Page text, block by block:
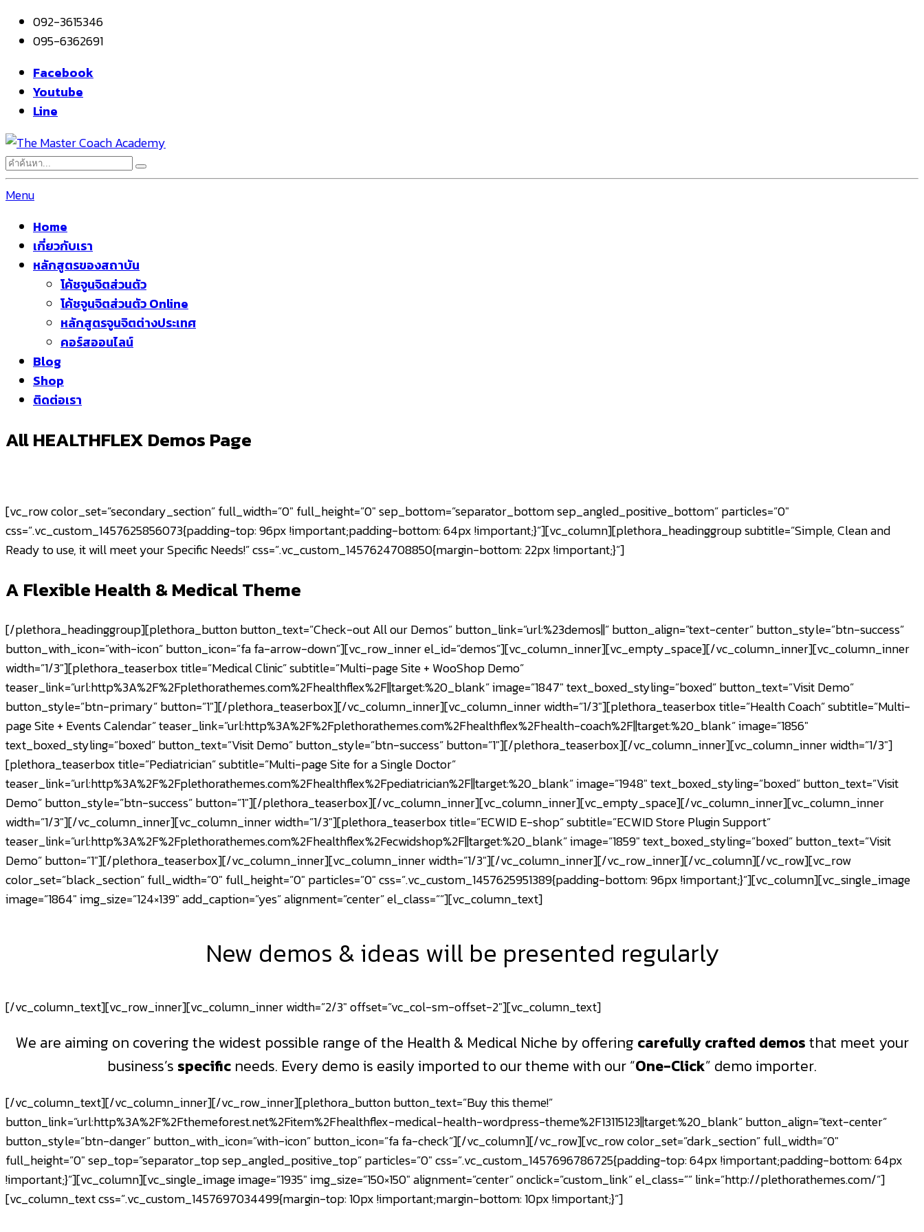
092-3615346
095-6362691
Facebook
Youtube
Line
Menu
Home
เกี่ยวกับเรา
หลักสูตรของสถาบัน
โค้ชจูนจิตส่วนตัว
โค้ชจูนจิตส่วนตัว Online
หลักสูตรจูนจิตต่างประเทศ
คอร์สออนไลน์
Blog
Shop
ติดต่อเรา
All HEALTHFLEX Demos Page
[vc_row color_set=”secondary_section” full_width=”0″ full_height=”0″ sep_bottom=”separator_bottom sep_angled_positive_bottom” particles=”0″
css=”.vc_custom_1457625856073{padding-top: 96px !important;padding-bottom: 64px !important;}”][vc_column][plethora_headinggroup subtitle=”Simple, Clean and
Ready to use, it will meet your Specific Needs!” css=”.vc_custom_1457624708850{margin-bottom: 22px !important;}”]
A Flexible Health & Medical Theme
[/plethora_headinggroup][plethora_button button_text=”Check-out All our Demos” button_link=”url:%23demos||” button_align=”text-center” button_style=”btn-success”
button_with_icon=”with-icon” button_icon=”fa fa-arrow-down”][vc_row_inner el_id=”demos”][vc_column_inner][vc_empty_space][/vc_column_inner][vc_column_inner
width=”1/3″][plethora_teaserbox title=”Medical Clinic” subtitle=”Multi-page Site + WooShop Demo”
teaser_link=”url:http%3A%2F%2Fplethorathemes.com%2Fhealthflex%2F||target:%20_blank” image=”1847″ text_boxed_styling=”boxed” button_text=”Visit Demo”
button_style=”btn-primary” button=”1″][/plethora_teaserbox][/vc_column_inner][vc_column_inner width=”1/3″][plethora_teaserbox title=”Health Coach” subtitle=”Multi-
page Site + Events Calendar” teaser_link=”url:http%3A%2F%2Fplethorathemes.com%2Fhealthflex%2Fhealth-coach%2F||target:%20_blank” image=”1856″
text_boxed_styling=”boxed” button_text=”Visit Demo” button_style=”btn-success” button=”1″][/plethora_teaserbox][/vc_column_inner][vc_column_inner width=”1/3″]
[plethora_teaserbox title=”Pediatrician” subtitle=”Multi-page Site for a Single Doctor”
teaser_link=”url:http%3A%2F%2Fplethorathemes.com%2Fhealthflex%2Fpediatrician%2F||target:%20_blank” image=”1948″ text_boxed_styling=”boxed” button_text=”Visit
Demo” button_style=”btn-success” button=”1″][/plethora_teaserbox][/vc_column_inner][vc_column_inner][vc_empty_space][/vc_column_inner][vc_column_inner
width=”1/3″][/vc_column_inner][vc_column_inner width=”1/3″][plethora_teaserbox title=”ECWID E-shop” subtitle=”ECWID Store Plugin Support”
teaser_link=”url:http%3A%2F%2Fplethorathemes.com%2Fhealthflex%2Fecwidshop%2F||target:%20_blank” image=”1859″ text_boxed_styling=”boxed” button_text=”Visit
Demo” button=”1″][/plethora_teaserbox][/vc_column_inner][vc_column_inner width=”1/3″][/vc_column_inner][/vc_row_inner][/vc_column][/vc_row][vc_row
color_set=”black_section” full_width=”0″ full_height=”0″ particles=”0″ css=”.vc_custom_1457625951389{padding-bottom: 96px !important;}”][vc_column][vc_single_image
image=”1864″ img_size=”124×139″ add_caption=”yes” alignment=”center” el_class=””][vc_column_text]
New demos & ideas will be presented regularly
[/vc_column_text][vc_row_inner][vc_column_inner width=”2/3″ offset=”vc_col-sm-offset-2″][vc_column_text]
We are aiming on covering the widest possible range of the Health & Medical Niche by offering carefully crafted demosthat meet your
business’s specific needs. Every demo is easily imported to our theme with our “One-Click” demo importer.
[/vc_column_text][/vc_column_inner][/vc_row_inner][plethora_button button_text=”Buy this theme!”
button_link=”url:http%3A%2F%2Fthemeforest.net%2Fitem%2Fhealthflex-medical-health-wordpress-theme%2F13115123||target:%20_blank” button_align=”text-center”
button_style=”btn-danger” button_with_icon=”with-icon” button_icon=”fa fa-check”][/vc_column][/vc_row][vc_row color_set=”dark_section” full_width=”0″
full_height=”0″ sep_top=”separator_top sep_angled_positive_top” particles=”0″ css=”.vc_custom_1457696786725{padding-top: 64px !important;padding-bottom: 64px
!important;}”][vc_column][vc_single_image image=”1935″ img_size=”150×150″ alignment=”center” onclick=”custom_link” el_class=”” link=”http://plethorathemes.com/”]
[vc_column_text css=”.vc_custom_1457697034499{margin-top: 10px !important;margin-bottom: 10px !important;}”]